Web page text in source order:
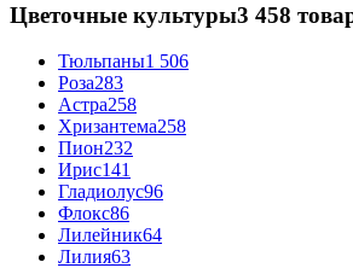
Цветочные культуры3 458
Тюльпаны1 506
Роза283
Астра258
Хризантема258
Пион232
Ирис141
Гладиолус96
Флокс86
Лилейник64
Лилия63